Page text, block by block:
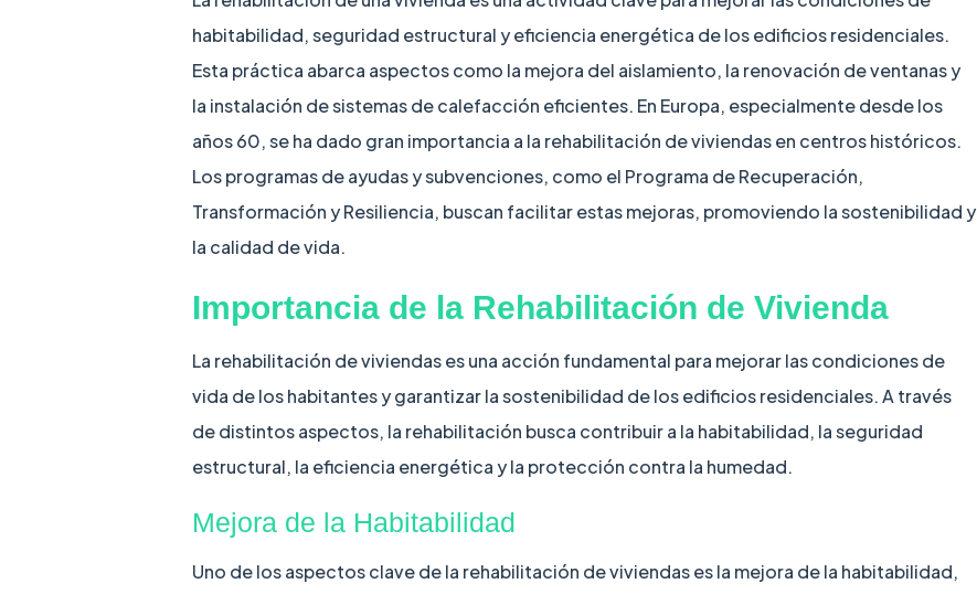
habitabilidad, seguridad estructural y eficiencia energética de los edificios residenciales.
Esta práctica abarca aspectos como la mejora del aislamiento, la renovación de ventanas y
la instalación de sistemas de calefacción eficientes. En Europa, especialmente desde los
años 60, se ha dado gran importancia a la rehabilitación de viviendas en centros históricos.
Los programas de ayudas y subvenciones, como el Programa de Recuperación,
Transformación y Resiliencia, buscan facilitar estas mejoras, promoviendo la sostenibilidad y
la calidad de vida.
Importancia de la Rehabilitación de Vivienda
La rehabilitación de viviendas es una acción fundamental para mejorar las condiciones de
vida de los habitantes y garantizar la sostenibilidad de los edificios residenciales. A través
de distintos aspectos, la rehabilitación busca contribuir a la habitabilidad, la seguridad
estructural, la eficiencia energética y la protección contra la humedad.
Mejora de la Habitabilidad
Uno de los aspectos clave de la rehabilitación de viviendas es la mejora de la habitabilidad,